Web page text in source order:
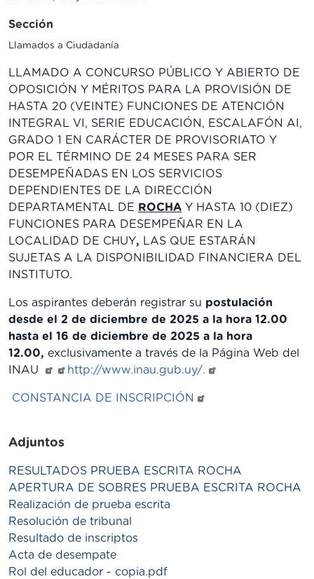
Sección
Llamados a Ciudadanía
LLAMADO A CONCURSO PÚBLICO Y ABIERTO DE
OPOSICIÓN Y MÉRITOS PARA LA PROVISIÓN DE
HASTA 20 (VEINTE) FUNCIONES DE ATENCIÓN
INTEGRAL VI, SERIE EDUCACIÓN, ESCALAFÓN AI,
GRADO 1 EN CARÁCTER DE PROVISORIATO Y
POR EL TÉRMINO DE 24 MESES PARA SER
DESEMPEÑADAS EN LOS SERVICIOS
DEPENDIENTES DE LA DIRECCIÓN
DEPARTAMENTAL DE ROCHA Y HASTA 10 (DIEZ)
FUNCIONES PARA DESEMPEÑAR EN LA
LOCALIDAD DE CHUY, LAS QUE ESTARÁN
SUJETAS A LA DISPONIBILIDAD FINANCIERA DEL
INSTITUTO.
Los aspirantes deberán registrar su postulación
desde el 2 de diciembre de 2025 a la hora 12.00
hasta el 16 de diciembre de 2025 a la hora
12.00, exclusivamente a través de la Página Web del
INAU
http://www.inau.gub.uy/.
CONSTANCIA DE INSCRIPCIÓN
Adjuntos
RESULTADOS PRUEBA ESCRITA ROCHA
APERTURA DE SOBRES PRUEBA ESCRITA ROCHA
Realización de prueba escrita
Resolución de tribunal
Resultado de inscriptos
Acta de desempate
Rol del educador - copia.pdf